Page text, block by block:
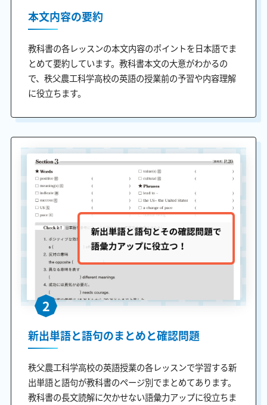
本文内容の要約
教科書の各レッスンの本文内容のポイントを日本語でま
とめて要約しています。教科書本文の大意がわかるの
で、秩父農工科学高校の英語の授業前の予習や内容理解
に役立ちます。
2
新出単語と語句のまとめと確認問題
秩父農工科学高校の英語授業の各レッスンで学習する新
出単語と語句が教科書のページ別でまとめてあります。
教科書の長文読解に欠かせない語彙力アップに役立ちま